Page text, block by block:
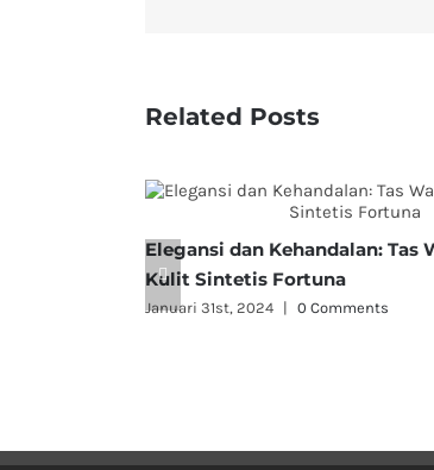
Related Posts
Elegansi dan Kehandalan: Tas
Kulit Sintetis Fortuna
Januari 31st, 2024 | 0 Comments